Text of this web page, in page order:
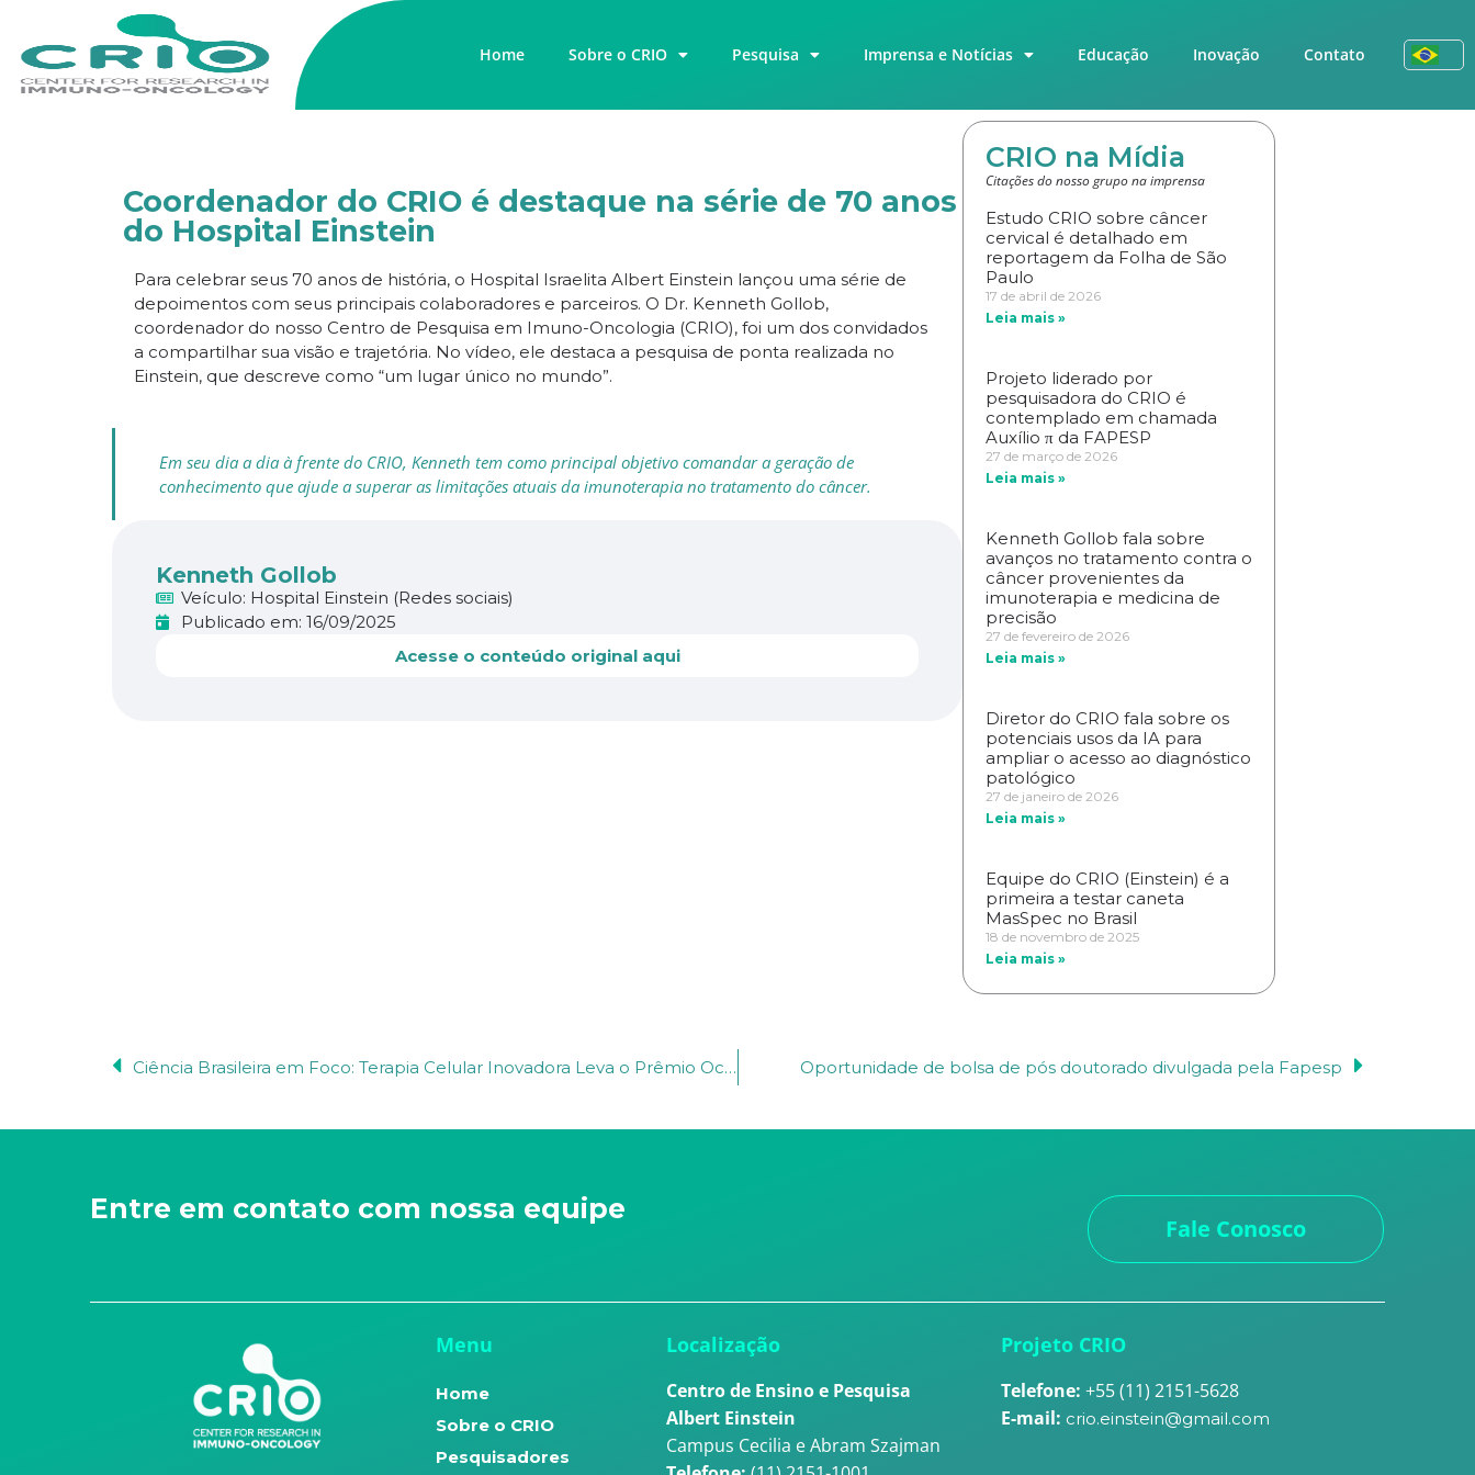
Home Sobre o CRIO Pesquisa Imprensa e Notícias Educação Inovação Contato
Coordenador do CRIO é destaque na série de 70 anos
do Hospital Einstein
Para celebrar seus 70 anos de história, o Hospital Israelita Albert Einstein lançou uma série de
depoimentos com seus principais colaboradores e parceiros. O Dr. Kenneth Gollob,
coordenador do nosso Centro de Pesquisa em Imuno-Oncologia (CRIO), foi um dos convidados
a compartilhar sua visão e trajetória. No vídeo, ele destaca a pesquisa de ponta realizada no
Einstein, que descreve como “um lugar único no mundo”.
Em seu dia a dia à frente do CRIO, Kenneth tem como principal objetivo comandar a geração de
conhecimento que ajude a superar as limitações atuais da imunoterapia no tratamento do câncer.
Kenneth Gollob
Veículo: Hospital Einstein (Redes sociais)
Publicado em: 16/09/2025
Acesse o conteúdo original aqui
CRIO na Mídia
Citações do nosso grupo na imprensa
Estudo CRIO sobre câncer
cervical é detalhado em
reportagem da Folha de São
Paulo
17 de abril de 2026
Leia mais »
Projeto liderado por
pesquisadora do CRIO é
contemplado em chamada
Auxílio π da FAPESP
27 de março de 2026
Leia mais »
Kenneth Gollob fala sobre
avanços no tratamento contra o
câncer provenientes da
imunoterapia e medicina de
precisão
27 de fevereiro de 2026
Leia mais »
Diretor do CRIO fala sobre os
potenciais usos da IA para
ampliar o acesso ao diagnóstico
patológico
27 de janeiro de 2026
Leia mais »
Equipe do CRIO (Einstein) é a
primeira a testar caneta
MasSpec no Brasil
18 de novembro de 2025
Leia mais »
Ciência Brasileira em Foco: Terapia Celular Inovadora Leva o Prêmio Octavio Frias Oportunidade de bolsa de pós doutorado divulgada pela Fapesp
Entre em contato com nossa equipe
Fale Conosco
Menu
Home
Sobre o CRIO
Pesquisadores
Localização
Centro de Ensino e Pesquisa
Albert Einstein
Campus Cecilia e Abram Szajman
Projeto CRIO
Telefone: +55 (11) 2151-5628
E-mail: crio.einstein@gmail.com